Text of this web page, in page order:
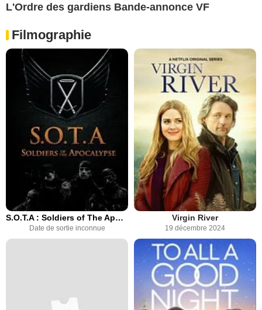
L'Ordre des gardiens Bande-annonce VF
Filmographie
S.O.T.A : Soldiers of The Apocalypse
Date de sortie inconnue
Virgin River
19 décembre 2024